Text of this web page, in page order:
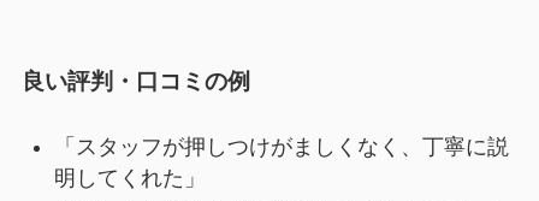
良い評判・口コミの例
「スタッフが押しつけがましくなく、丁寧に説
明してくれた」